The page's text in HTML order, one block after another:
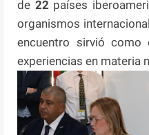
de 22 países
organismos
encuentro sirvió como
experiencias en materia